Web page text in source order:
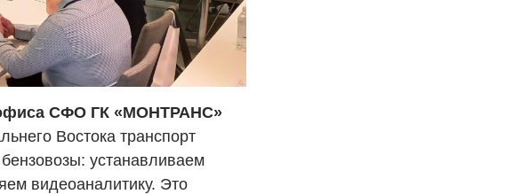
офиса СФО ГК «МОНТРАНС»
Востока транспорт
устанавливаем
видеоаналитику. Это